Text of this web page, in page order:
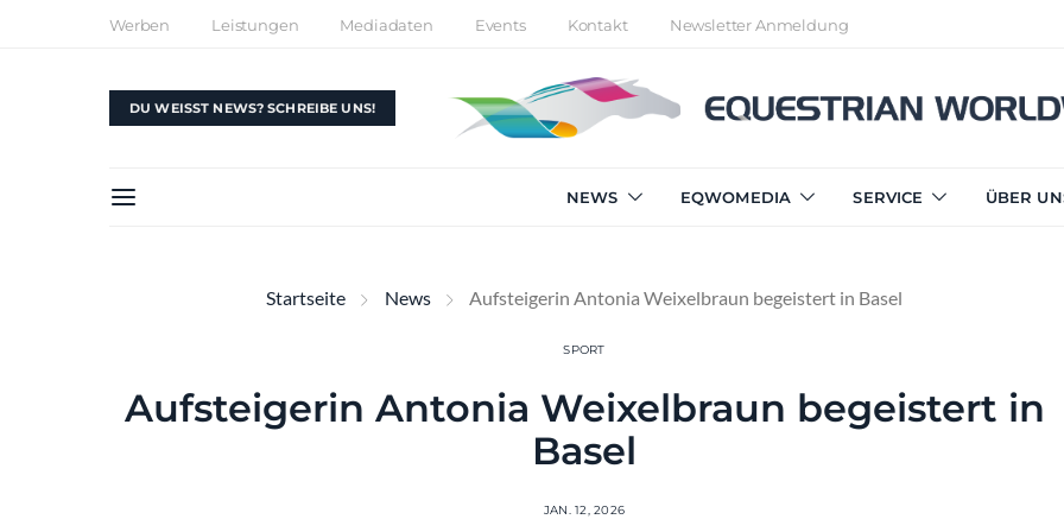
Werben Leistungen Mediadaten Events Kontakt Newsletter Anmeldung
DU WEISST NEWS? SCHREIBE UNS!
NEWS EQWOMEDIA SERVICE ÜBER
Startseite News Aufsteigerin Antonia Weixelbraun begeistert in Basel
SPORT
Aufsteigerin Antonia Weixelbraun begeistert in
Basel
JAN. 12, 2026